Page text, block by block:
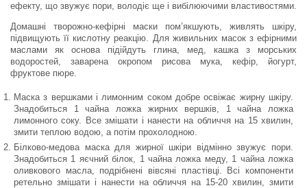
ефекту, що звужує пори, володіє ще і вибілюючими властивостями.
Домашні творожно-кефірні маски пом’якшують, живлять шкіру,
підвищують її кислотну реакцію. Для живильних масок з ефірними
маслами як основа підійдуть глина, мед, кашка з морських
водоростей, заварена окропом рисова мука, кефір, йогурт,
фруктове пюре.
Маска з вершками і лимонним соком добре освіжає жирну шкіру.
Знадобиться 1 чайна ложка жирних вершків, 1 чайна ложка
лимонного соку. Все змішати і нанести на обличчя на 15 хвилин,
змити теплою водою, а потім прохолодною.
Білково-медова маска для жирної шкіри відмінно звужує пори.
Знадобиться 1 яєчний білок, 1 чайна ложка меду, 1 чайна ложка
оливкового масла, подрібнені вівсяні пластівці. Всі компоненти
ретельно змішати і нанести на обличчя на 15-20 хвилин, змити